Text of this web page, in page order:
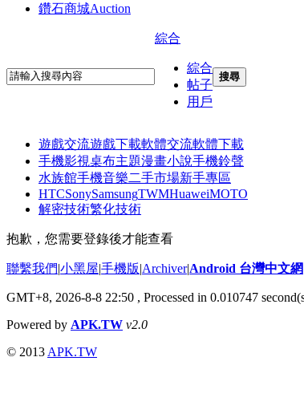
鑽石商城Auction
綜合
綜合
帖子
用戶
搜尋
遊戲交流遊戲下載軟體交流軟體下載
手機影視桌布主題漫畫小說手機鈴聲
水族館手機音樂二手市場新手專區
HTCSonySamsungTWMHuaweiMOTO
解密技術繁化技術
抱歉，您需要登錄後才能查看
聯繫我們|小黑屋|手機版|Archiver|Android 台灣中文網
GMT+8, 2026-8-8 22:50 , Processed in 0.010747
Powered by APK.TW v2.0
© 2013 APK.TW